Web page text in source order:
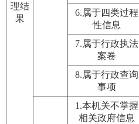
理结
果
6.属于四类过程
性信息
7.属于行政执法
案卷
8.属于行政查询
事项
1.本机关不掌握
相关政府信息